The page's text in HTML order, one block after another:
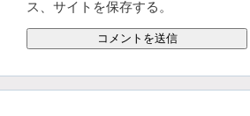
ス、サイトを保存する。